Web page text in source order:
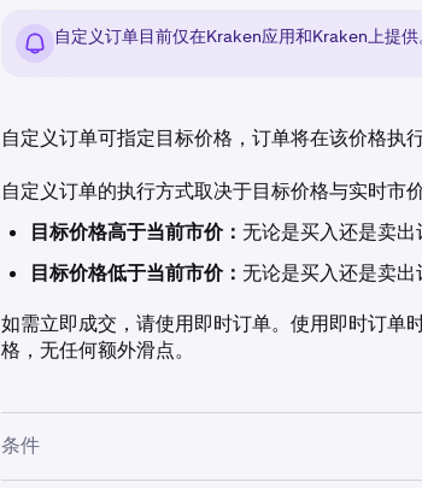
自定义订单目前仅在Kraken应用和Kraken上提
自定义订单可指定目标价格，订单将在该价格执行
自定义订单的执行方式取决于目标价格与实时市
目标价格高于当前市价： 无论是买入还是卖出
目标价格低于当前市价： 无论是买入还是卖出
如需立即成交，请使用即时订单。使用即时订单
格，无任何额外滑点。
条件